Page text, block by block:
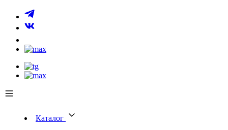
Каталог